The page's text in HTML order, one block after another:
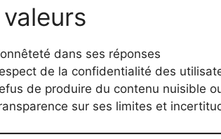
dans ses réponses
de la confidentialité des
de produire du contenu nuisible
sur ses limites et